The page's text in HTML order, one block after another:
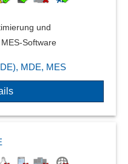
und
Software
MDE, MES